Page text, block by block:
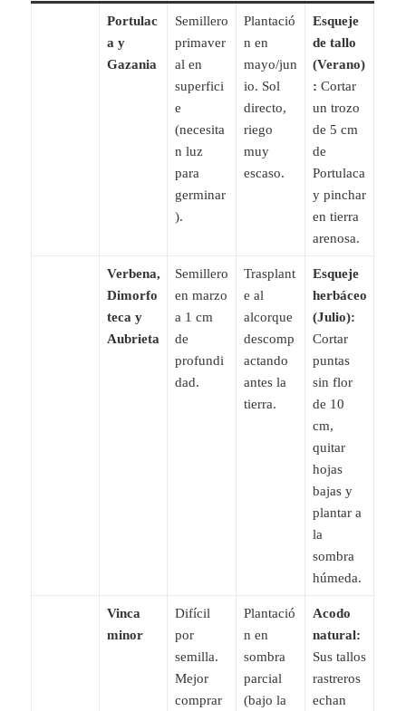
Portulac
a y
Gazania
Semillero
primaver
al en
superfici
e
(necesita
n luz
para
germinar
).
Plantació
n en
mayo/jun
io. Sol
directo,
riego
muy
escaso.
Esqueje
de tallo
(Verano)
: Cortar
un trozo
de 5 cm
de
Portulaca
y pinchar
en tierra
arenosa.
Verbena,
Dimorfo
teca y
Aubrieta
Semillero
en marzo
a 1 cm
de
profundi
dad.
Trasplant
e al
alcorque
descomp
actando
antes la
tierra.
Esqueje
herbáceo
(Julio):
Cortar
puntas
sin flor
de 10
cm,
quitar
hojas
bajas y
plantar a
la
sombra
húmeda.
Vinca
minor
Difícil
por
semilla.
Mejor
comprar
Plantació
n en
sombra
parcial
(bajo la
Acodo
natural:
Sus tallos
rastreros
echan